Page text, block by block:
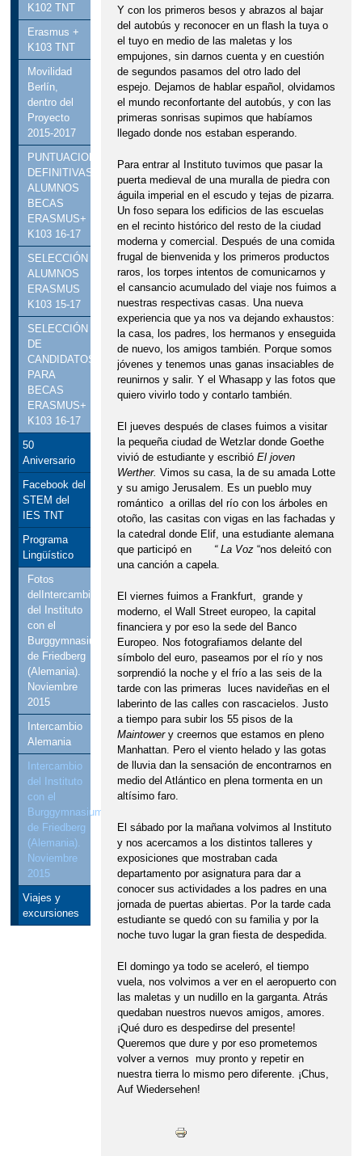
K102 TNT
Erasmus +
K103 TNT
Movilidad
Berlín,
dentro del
Proyecto
2015-2017
PUNTUACIONES
DEFINITIVAS
ALUMNOS
BECAS
ERASMUS+
K103 16-17
SELECCIÓN
ALUMNOS
ERASMUS
K103 15-17
SELECCIÓN
DE
CANDIDATOS
PARA
BECAS
ERASMUS+
K103 16-17
50
Aniversario
Facebook del
STEM del
IES TNT
Programa
Lingüístico
Fotos
delIntercambio
del Instituto
con el
Burggymnasium
de Friedberg
(Alemania).
Noviembre
2015
Intercambio
Alemania
Intercambio
del Instituto
con el
Burggymnasium
de Friedberg
(Alemania).
Noviembre
2015
Viajes y
excursiones
Y con los primeros besos y abrazos al bajar
del autobús y reconocer en un flash la tuya o
el tuyo en medio de las maletas y los
empujones, sin darnos cuenta y en cuestión
de segundos pasamos del otro lado del
espejo. Dejamos de hablar español, olvidamos
el mundo reconfortante del autobús, y con las
primeras sonrisas supimos que habíamos
llegado donde nos estaban esperando.
Para entrar al Instituto tuvimos que pasar la
puerta medieval de una muralla de piedra con
águila imperial en el escudo y tejas de pizarra.
Un foso separa los edificios de las escuelas
en el recinto histórico del resto de la ciudad
moderna y comercial. Después de una comida
frugal de bienvenida y los primeros productos
raros, los torpes intentos de comunicarnos y
el cansancio acumulado del viaje nos fuimos a
nuestras respectivas casas. Una nueva
experiencia que ya nos va dejando exhaustos:
la casa, los padres, los hermanos y enseguida
de nuevo, los amigos también. Porque somos
jóvenes y tenemos unas ganas insaciables de
reunirnos y salir. Y el Whasapp y las fotos que
quiero vivirlo todo y contarlo también.
El jueves después de clases fuimos a visitar
la pequeña ciudad de Wetzlar donde Goethe
vivió de estudiante y escribió El joven
Werther. Vimos su casa, la de su amada Lotte
y su amigo Jerusalem. Es un pueblo muy
romántico a orillas del río con los árboles en
otoño, las casitas con vigas en las fachadas y
la catedral donde Elif, una estudiante alemana
que participó en
“ La Voz“nos deleitó con
una canción a capela.
El viernes fuimos a Frankfurt, grande y
moderno, el Wall Street europeo, la capital
financiera y por eso la sede del Banco
Europeo. Nos fotografiamos delante del
símbolo del euro, paseamos por el río y nos
sorprendió la noche y el frío a las seis de la
tarde con las primeras luces navideñas en el
laberinto de las calles con rascacielos. Justo
a tiempo para subir los 55 pisos de la
Maintower y creernos que estamos en pleno
Manhattan. Pero el viento helado y las gotas
de lluvia dan la sensación de encontrarnos en
medio del Atlántico en plena tormenta en un
altísimo faro.
El sábado por la mañana volvimos al Instituto
y nos acercamos a los distintos talleres y
exposiciones que mostraban cada
departamento por asignatura para dar a
conocer sus actividades a los padres en una
jornada de puertas abiertas. Por la tarde cada
estudiante se quedó con su familia y por la
noche tuvo lugar la gran fiesta de despedida.
El domingo ya todo se aceleró, el tiempo
vuela, nos volvimos a ver en el aeropuerto con
las maletas y un nudillo en la garganta. Atrás
quedaban nuestros nuevos amigos, amores.
¡Qué duro es despedirse del presente!
Queremos que dure y por eso prometemos
volver a vernos muy pronto y repetir en
nuestra tierra lo mismo pero diferente. ¡Chus,
Auf Wiedersehen!